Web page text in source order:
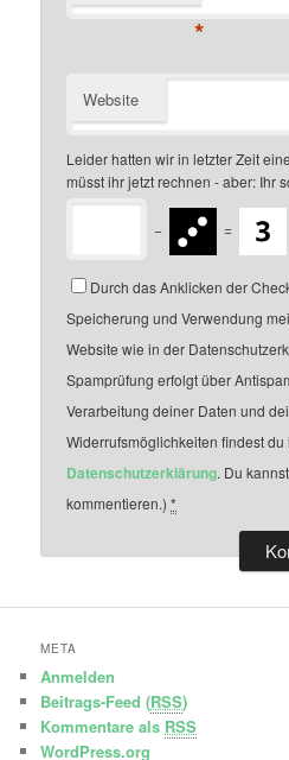
*
Website
Leider hatten wir in letzter Zeit
müsst ihr jetzt rechnen - aber: Ihr
− =
Durch das Anklicken der
Speicherung und Verwendung
Website wie in der
Spamprüfung erfolgt über
Verarbeitung deiner Daten und
Widerrufsmöglichkeiten findest du
Datenschutzerklärung. Du
kommentieren.)*
META
Anmelden
Beitrags-Feed (RSS)
Kommentare als RSS
WordPress.org